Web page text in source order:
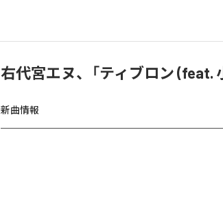
右代宮エヌ、「ティブロン (feat.
新曲情報